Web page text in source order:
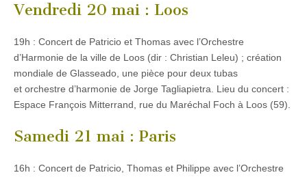
Vendredi 20 mai : Loos
19h : Concert de Patricio et Thomas avec l’Orchestre
d’Harmonie de la ville de Loos (dir : Christian Leleu) ; création
mondiale de Glasseado, une pièce pour deux tubas
et orchestre d’harmonie de Jorge Tagliapietra. Lieu du concert :
Espace François Mitterrand, rue du Maréchal Foch à Loos (59).
Samedi 21 mai : Paris
16h : Concert de Patricio, Thomas et Philippe avec l’Orchestre